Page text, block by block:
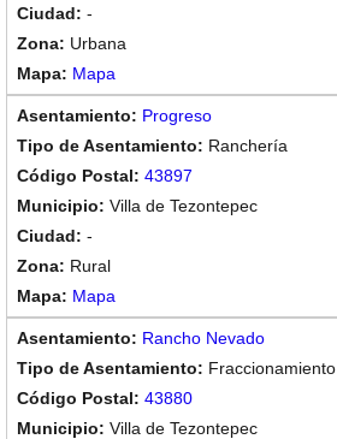
-
Urbana
Mapa
Progreso
Ranchería
43897
Villa de Tezontepec
-
Rural
Mapa
Rancho Nevado
Fraccionamiento
43880
Villa de Tezontepec